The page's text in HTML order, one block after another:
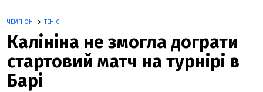
ЧЕМПІОН ТЕНІС
Калініна не змогла дограти
стартовий матч на турнірі в
Барі